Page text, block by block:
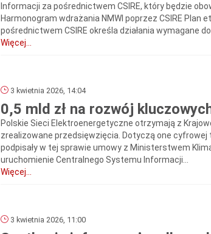
Informacji za pośrednictwem CSIRE, który będzie
Harmonogram wdrażania NMWI poprzez CSIRE
pośrednictwem CSIRE określa działania wymagane
Więcej...
3 kwietnia 2026, 14:04
0,5 mld zł na rozwój
Polskie Sieci Elektroenergetyczne otrzymają z
zrealizowane przedsięwzięcia. Dotyczą one
podpisały w tej sprawie umowy z Ministerstwem
uruchomienie Centralnego Systemu Informacji...
Więcej...
3 kwietnia 2026, 11:00